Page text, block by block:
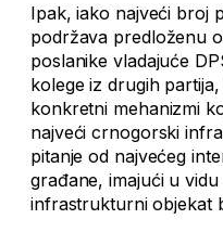
Ipak, iako najveći broj
podržava predloženu
poslanike vladajuće
kolege iz drugih
konkretni mehanizmi
najveći crnogorski
pitanje od najvećeg
građane, imajući u
infrastrukturni objekat